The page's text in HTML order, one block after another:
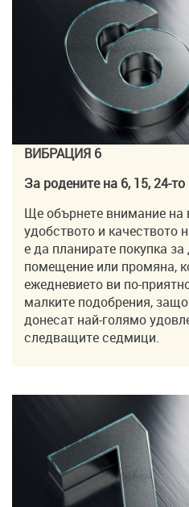
ВИБРАЦИЯ 6
За родените на 6, 15, 24-
Ще обърнете внимание на
удобството и
е да планирате покупка
помещение или промяна,
ежедневието ви по-
малките подобрения,
донесат най-голямо
следващите седмици.